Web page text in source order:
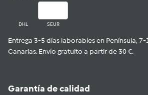
DHL SEUR
Entrega 3-5 días laborables en Península, 7-
Canarias. Envío gratuito a partir de 30 €.
Garantía de calidad